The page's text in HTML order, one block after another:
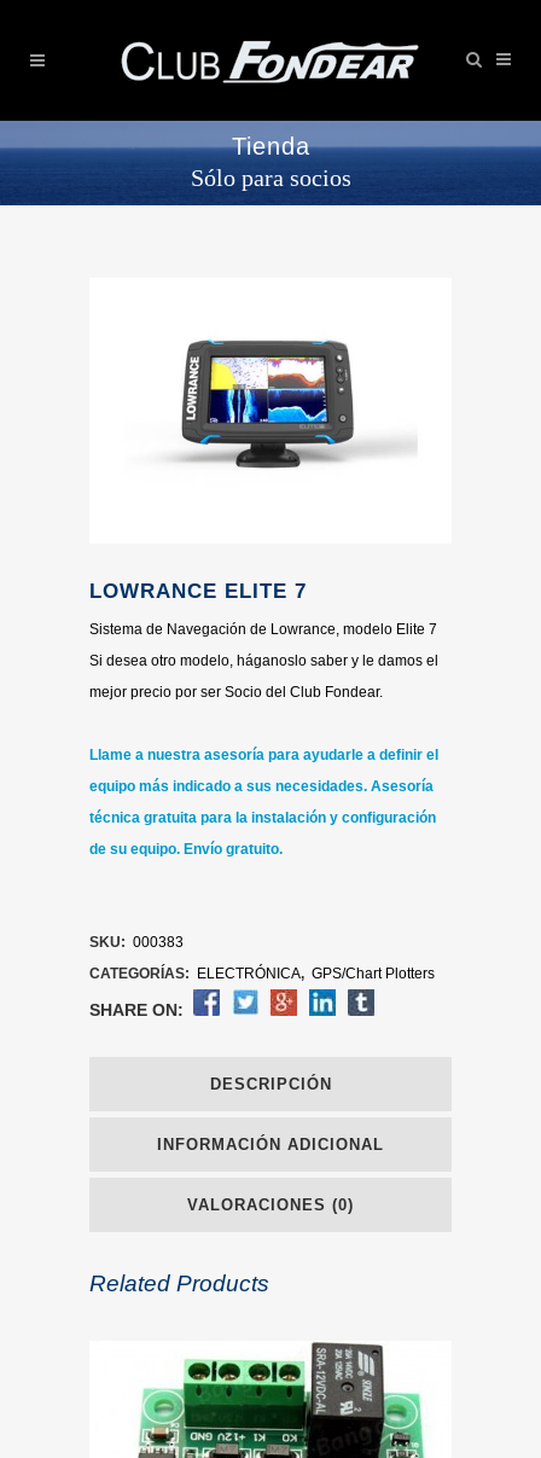
Tienda
Sólo para socios
LOWRANCE ELITE 7
Sistema de Navegación de Lowrance, modelo Elite 7
Si desea otro modelo, háganoslo saber y le damos el
mejor precio por ser Socio del Club Fondear.
Llame a nuestra asesoría para ayudarle a definir el
equipo más indicado a sus necesidades. Asesoría
técnica gratuita para la instalación y configuración
de su equipo. Envío gratuito.
SKU: 000383
CATEGORÍAS:
ELECTRÓNICA, GPS/Chart Plotters
SHARE ON:
DESCRIPCIÓN
INFORMACIÓN ADICIONAL
VALORACIONES (0)
Related Products